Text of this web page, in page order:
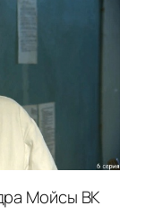
Мойсы ВК